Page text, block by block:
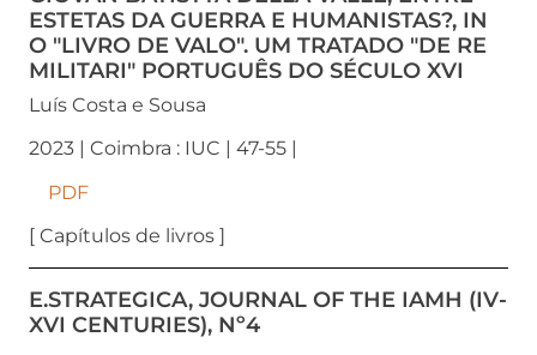
ESTETAS DA GUERRA E HUMANISTAS?, IN
O "LIVRO DE VALO". UM TRATADO "DE RE
MILITARI" PORTUGUÊS DO SÉCULO XVI
Luís Costa e Sousa
2023 | Coimbra : IUC | 47-55 |
PDF
[ Capítulos de livros ]
E.STRATEGICA, JOURNAL OF THE IAMH (IV-
XVI CENTURIES), Nº4